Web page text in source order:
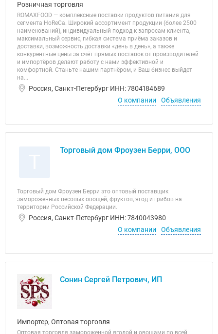
Розничная торговля
ROMAXFOOD — комплексные поставки продуктов питания для
сегмента HoReCa. Широкий ассортимент продукции (более 2500
наименований), индивидуальный подход к запросам клиента,
максимальный сервис, гибкая система приёма заказов и
доставки, возможность доставки «день в день», а также
конкурентные цены за счёт прямых поставок от производителей
и импортёров делают работу с нами эффективной и
комфортной. Станьте нашим партнёром, и Ваш бизнес выйдет
на...
Россия, Санкт-Петербург ИНН: 7804184689
О компании
Объявления
Торговый дом Фроузен Берри, ООО
Торговый дом Фроузен Берри это оптовый поставщик
замороженных весовых овощей, фруктов, ягод и грибов на
территории Российской Федерации.
Россия, Санкт-Петербург ИНН: 7840043980
О компании
Объявления
Сонин Сергей Петрович, ИП
Импортер, Оптовая торговля
Оптовая торговля замороженной ягодой и овощами по всей